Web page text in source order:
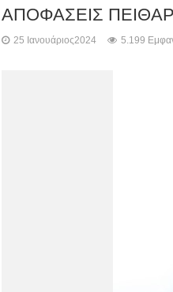
ΑΠΟΦΑΣΕΙΣ
25 Ιανουάριος2024 5.199